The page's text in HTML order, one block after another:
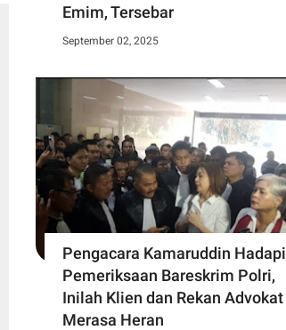
Emim, Tersebar
September 02, 2025
Pengacara Kamaruddin Hadapi
Pemeriksaan Bareskrim Polri,
Inilah Klien dan Rekan Advokat
Merasa Heran